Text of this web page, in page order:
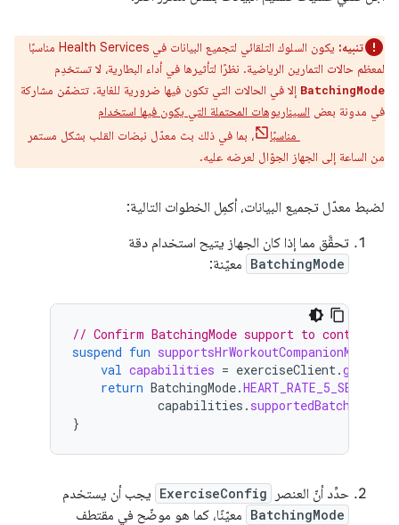
تنبيه:
يكون السلوك التلقائي لتجميع البيانات في Health Services مناسبًا
لمعظم حالات التمارين الرياضية. نظرًا لتأثيرها في أداء البطارية، لا تستخدِم
BatchingMode إلا في الحالات التي تكون فيها ضرورية للغاية. تتضمّن مشاركة
في مدونة بعض السيناريوهات المحتملة التي يكون فيها استخدام
مناسبًا
، بما في ذلك بث معدّل نبضات القلب بشكل مستمر
من الساعة إلى الجهاز الجوّال لعرضه عليه.
لضبط معدّل تجميع البيانات، أكمِل الخطوات التالية:
تحقَّق مما إذا كان الجهاز يتيح استخدام دقة
BatchingMode معيّنة:
// Confirm BatchingMode support to control
suspend fun supportsHrWorkoutCompanionMode
val capabilities = exerciseClient.
return BatchingMode.HEART_RATE_5_SECONDS
capabilities .
}
حدِّد أنّ العنصر ExerciseConfig يجب أن يستخدم
BatchingMode معيّنًا، كما هو موضّح في مقتطف